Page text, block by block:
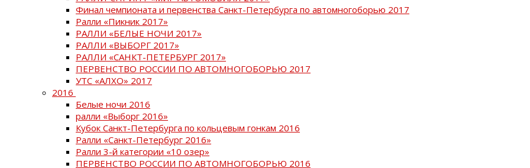
Финал чемпионата и первенства Санкт-Петербурга по автомногоборью 2017
Ралли «Пикник 2017»
РАЛЛИ «БЕЛЫЕ НОЧИ 2017»
РАЛЛИ «ВЫБОРГ 2017»
РАЛЛИ «САНКТ-ПЕТЕРБУРГ 2017»
ПЕРВЕНСТВО РОССИИ ПО АВТОМНОГОБОРЬЮ 2017
УТС «АЛХО» 2017
2016
Белые ночи 2016
ралли «Выборг 2016»
Кубок Санкт-Петербурга по кольцевым гонкам 2016
Ралли «Санкт-Петербург 2016»
Ралли 3-й категории «10 озер»
ПЕРВЕНСТВО РОССИИ ПО АВТОМНОГОБОРЬЮ 2016